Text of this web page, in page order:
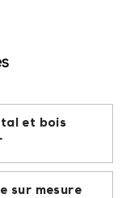
et bois
sur mesure